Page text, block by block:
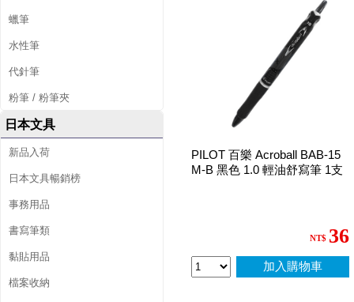
蠟筆
水性筆
代針筆
粉筆 / 粉筆夾
日本文具
新品入荷
日本文具暢銷榜
事務用品
書寫筆類
黏貼用品
檔案收納
PILOT 百樂 Acroball BAB-15
M-B 黑色 1.0 輕油舒寫筆 1支
NT$ 36
加入購物車